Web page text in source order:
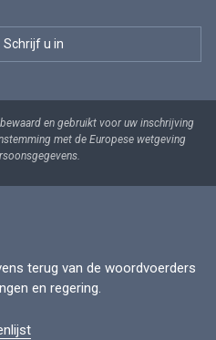
en gebruikt voor uw inschrijving
met de Europese wetgeving
terug van de woordvoerders
en regering.